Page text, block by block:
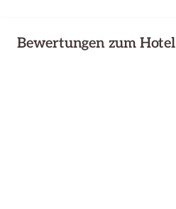
Bewertungen zum Hotel